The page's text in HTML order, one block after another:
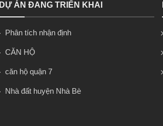
DỰ ÁN ĐANG TRIỂN KHAI
Phân tích nhận định
CĂN HỘ
căn hộ quận 7
Nhà đất huyện Nhà Bè